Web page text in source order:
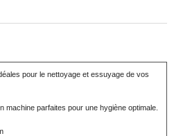
pour le nettoyage et essuyage de vos
machine parfaites pour une hygiène optimale.